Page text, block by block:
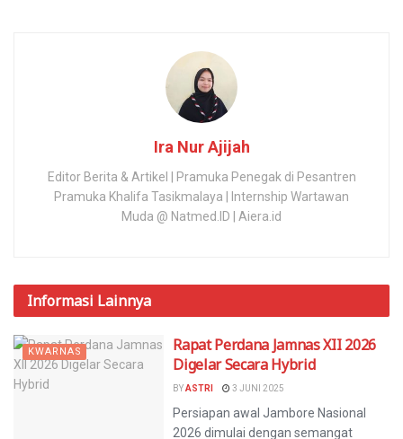
Ira Nur Ajijah
Editor Berita & Artikel | Pramuka Penegak di Pesantren
Pramuka Khalifa Tasikmalaya | Internship Wartawan
Muda @ Natmed.ID | Aiera.id
Informasi Lainnya
KWARNAS
Rapat Perdana Jamnas XII 2026
Digelar Secara Hybrid
BYASTRI 3 JUNI 2025
Persiapan awal Jambore Nasional
2026 dimulai dengan semangat